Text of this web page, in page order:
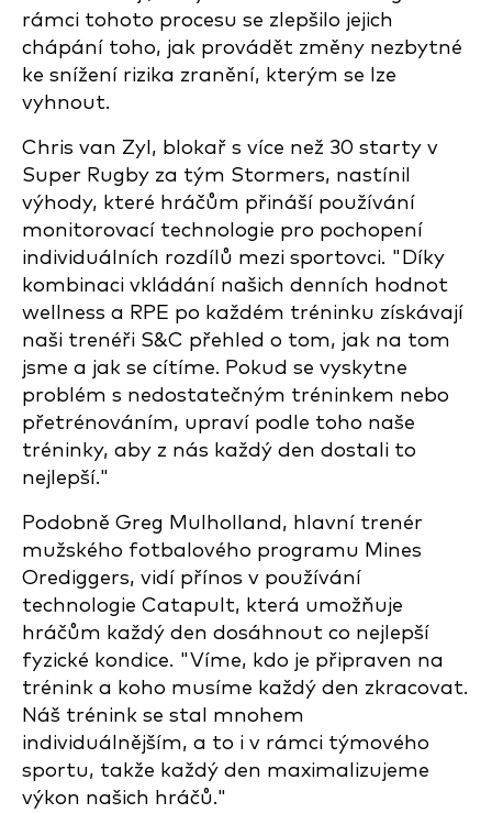
rámci tohoto procesu se zlepšilo jejich
chápání toho, jak provádět změny nezbytné
ke snížení rizika zranění, kterým se lze
vyhnout.
Chris van Zyl, blokař s více než 30 starty v
Super Rugby za tým Stormers, nastínil
výhody, které hráčům přináší používání
monitorovací technologie pro pochopení
individuálních rozdílů mezi sportovci. "Díky
kombinaci vkládání našich denních hodnot
wellness a RPE po každém tréninku získávají
naši trenéři S&C přehled o tom, jak na tom
jsme a jak se cítíme. Pokud se vyskytne
problém s nedostatečným tréninkem nebo
přetrénováním, upraví podle toho naše
tréninky, aby z nás každý den dostali to
nejlepší."
Podobně Greg Mulholland, hlavní trenér
mužského fotbalového programu Mines
Orediggers, vidí přínos v používání
technologie Catapult, která umožňuje
hráčům každý den dosáhnout co nejlepší
fyzické kondice. "Víme, kdo je připraven na
trénink a koho musíme každý den zkracovat.
Náš trénink se stal mnohem
individuálnějším, a to i v rámci týmového
sportu, takže každý den maximalizujeme
výkon našich hráčů."